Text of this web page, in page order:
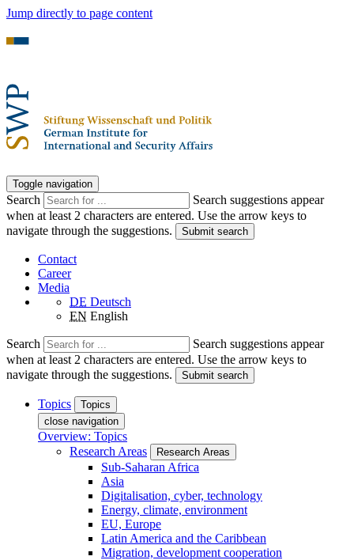
Jump directly to page content
Toggle navigation
Search
Search suggestions appear
when at least 2 characters are entered. Use the arrow keys to
navigate through the suggestions.
Submit search
Contact
Career
Media
DE Deutsch
EN English
Search
Search suggestions appear
when at least 2 characters are entered. Use the arrow keys to
navigate through the suggestions.
Submit search
Topics
Topics
close navigation
Overview: Topics
Research Areas
Research Areas
Sub-Saharan Africa
Asia
Digitalisation, cyber, technology
Energy, climate, environment
EU, Europe
Latin America and the Caribbean
Migration, development cooperation